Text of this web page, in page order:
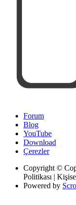
Forum
Blog
YouTube
Download
Çerezler
Copyright ©
Politikası |
Powered by